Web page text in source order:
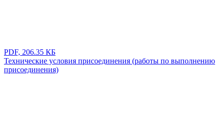
PDF, 206.35 КБ
Технические условия присоединения (работы по выполнению
присоединения)